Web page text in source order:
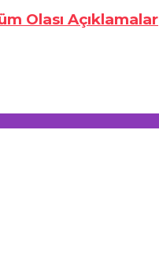
Olası Açıklamalar